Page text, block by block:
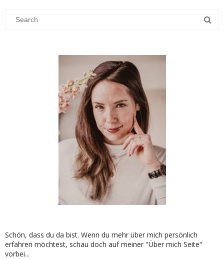
Schön, dass du da bist. Wenn du mehr über mich persönlich
erfahren möchtest, schau doch auf meiner "Über mich Seite"
vorbei...